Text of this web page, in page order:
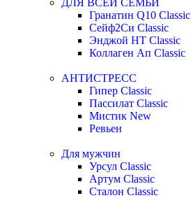
ДЛЯ ВСЕЙ СЕМЬИ
Гранатин Q10 Classic
Сейф2Си Classic
Энджой НТ Classic
Коллаген Ап Classic
АНТИСТРЕСС
Гипер Classic
Пассилат Classic
Мистик New
Ревьен
Для мужчин
Урсул Classic
Артум Classic
Сталон Classic